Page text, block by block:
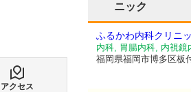
アクセス
ニック
ふるかわ内科クリニ
内科, 胃腸内科, 内視鏡
福岡県福岡市博多区板